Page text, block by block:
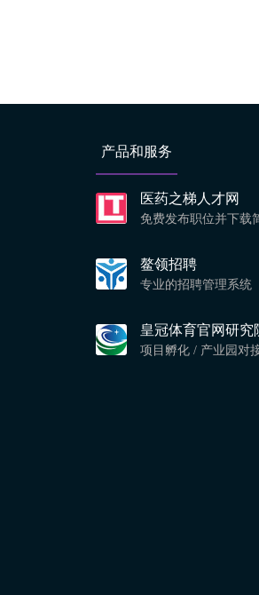
产品和服务
医药之梯人才网
免费发布职位并下载
鳌领招聘
专业的招聘管理系统
皇冠体育官网研究
项目孵化 / 产业园对